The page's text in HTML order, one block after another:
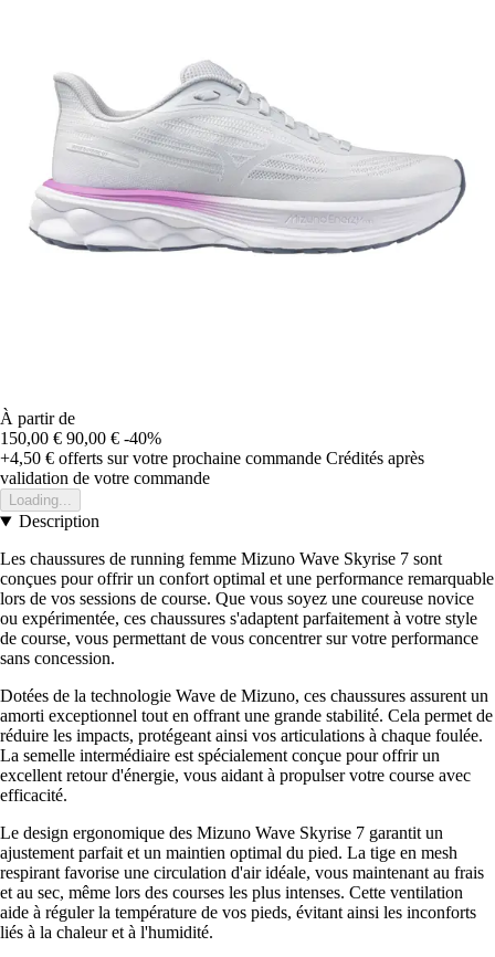
À partir de
150,00 € 90,00 € -40%
+4,50 € offerts sur votre prochaine commande Crédités après
validation de votre commande
Loading...
Description
Les chaussures de running femme Mizuno Wave Skyrise 7 sont
conçues pour offrir un confort optimal et une performance remarquable
lors de vos sessions de course. Que vous soyez une coureuse novice
ou expérimentée, ces chaussures s'adaptent parfaitement à votre style
de course, vous permettant de vous concentrer sur votre performance
sans concession.
Dotées de la technologie Wave de Mizuno, ces chaussures assurent un
amorti exceptionnel tout en offrant une grande stabilité. Cela permet de
réduire les impacts, protégeant ainsi vos articulations à chaque foulée.
La semelle intermédiaire est spécialement conçue pour offrir un
excellent retour d'énergie, vous aidant à propulser votre course avec
efficacité.
Le design ergonomique des Mizuno Wave Skyrise 7 garantit un
ajustement parfait et un maintien optimal du pied. La tige en mesh
respirant favorise une circulation d'air idéale, vous maintenant au frais
et au sec, même lors des courses les plus intenses. Cette ventilation
aide à réguler la température de vos pieds, évitant ainsi les inconforts
liés à la chaleur et à l'humidité.